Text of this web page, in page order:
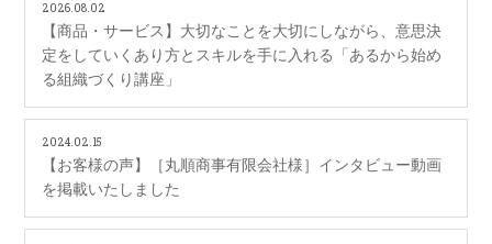
2026.08.02
【商品・サービス】大切なことを大切にしながら、意思決
定をしていくあり方とスキルを手に入れる「あるから始め
る組織づくり講座」
2024.02.15
【お客様の声】［丸順商事有限会社様］インタビュー動画
を掲載いたしました